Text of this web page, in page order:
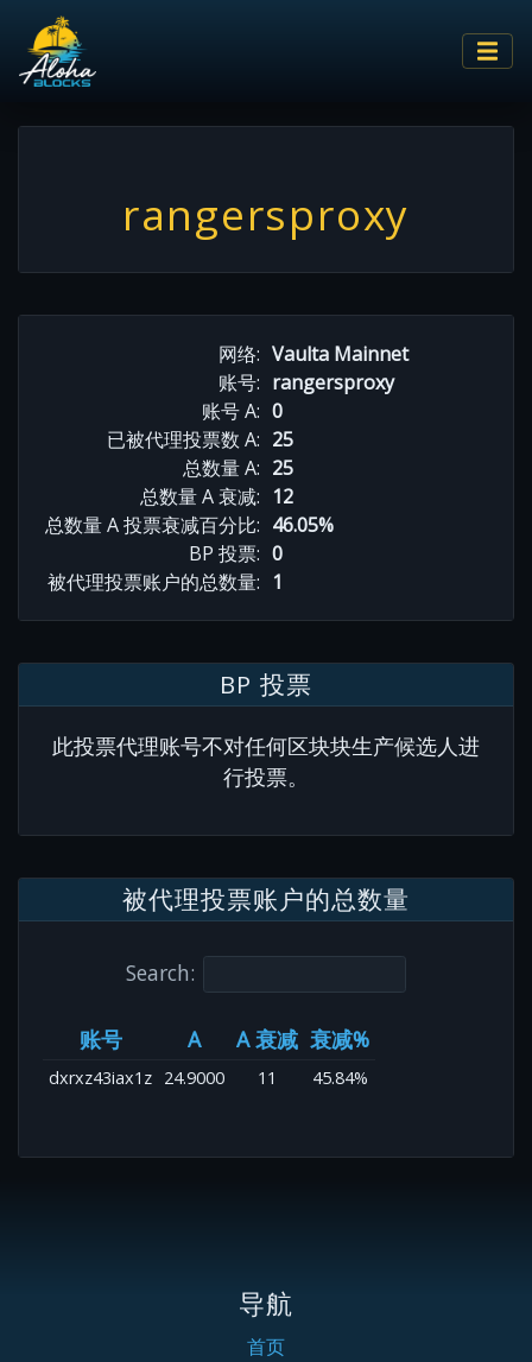
rangersproxy
网络: Vaulta Mainnet
账号: rangersproxy
账号 A: 0
已被代理投票数 A: 25
总数量 A: 25
总数量 A 衰减: 12
总数量 A 投票衰减百分比: 46.05%
BP 投票: 0
被代理投票账户的总数量: 1
BP 投票
此投票代理账号不对任何区块块生产候选人进
行投票。
被代理投票账户的总数量
Search:
账号 A A 衰减 衰减%
dxrxz43iax1z 24.9000 11 45.84%
导航
首页